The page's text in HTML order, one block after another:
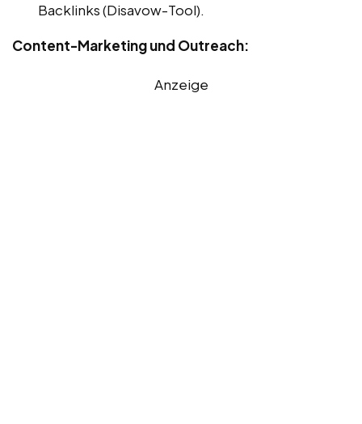
Backlinks (Disavow-Tool).
Content-Marketing und Outreach:
Anzeige